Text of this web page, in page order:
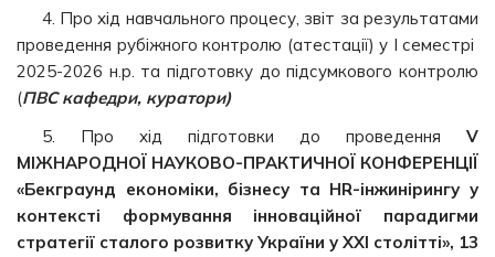
4. Про хід навчального процесу, звіт за результатами
проведення рубіжного контролю (атестації) у І семестрі
2025-2026 н.р. та підготовку до підсумкового контролю
(ПВС кафедри, куратори)
5. Про хід підготовки до проведення V
МІЖНАРОДНОЇ НАУКОВО-ПРАКТИЧНОЇ КОНФЕРЕНЦІЇ
«Бекграунд економіки, бізнесу та HR-інжинірингу у
контексті формування інноваційної парадигми
стратегії сталого розвитку України у XXI столітті», 13